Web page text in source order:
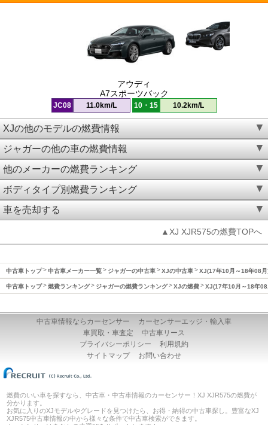
アウディ
A7スポーツバック
JC08 11.0km/L 10・15 10.2km/L
XJの他のモデルの燃費情報
ジャガーの他の車の燃費情報
他のメーカーの燃費ランキング
ボディタイプ別燃費ランキング
車を売却する
▲XJ XJR575の燃費TOPへ
中古車トップ 中古車メーカー一覧 ジャガーの中古車 XJの中古車 XJ(17年10月～18年08月
中古車トップ 燃費ランキング ジャガーの燃費ランキング XJの燃費 XJ(17年10月～18年08
中古車情報ならカーセンサー
カーセンサーエッジ・輸入車
車買取・車査定
中古車リース
プライバシーポリシー
利用規約
サイトマップ
お問い合わせ
燃費のいい車を探すなら、中古車・中古車情報のカーセンサー！XJ XJR575の燃費が
分かります。
お気に入りのXJモデルやグレードを見つけたら、お得・納得の中古車探し。豊富なXJ
XJR575中古車情報の中から様々な条件で中古車検索ができます。